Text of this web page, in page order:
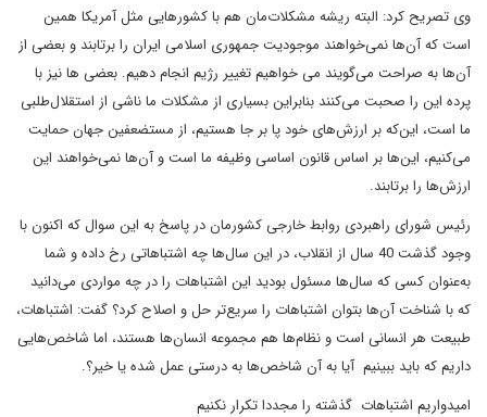
وی تصریح کرد:‌ البته ریشه مشکلات‌مان هم با کشورهایی مثل آمریکا همین
است که آن‌ها نمی‌خواهند موجودیت جمهوری اسلامی ایران را برتابند و بعضی از
آن‌ها به صراحت می‌گویند می خواهیم تغییر رژیم انجام دهیم. بعضی ها نیز با
پرده این را صحبت می‌کنند بنابراین بسیاری از مشکلات ما ناشی از استقلال‌طلبی
ما است، این‌که بر ارزش‌های خود پا بر جا هستیم، از مستضعفین جهان حمایت
می‌کنیم، این‌ها بر اساس قانون اساسی وظیفه ما است و آن‌ها نمی‌خواهند این
ارزش‌ها را برتابند.
رئیس شورای راهبردی روابط خارجی کشورمان در پاسخ به این سوال که اکنون با
وجود گذشت 40 سال از انقلاب، در این سال‌ها چه اشتباهاتی رخ داده و شما
به‌عنوان کسی که سال‌ها مسئول بودید این اشتباهات را در چه مواردی می‌دانید
که با شناخت‌ آن‌ها بتوان اشتباهات را سریع‌تر حل و اصلاح کرد؟ گفت: اشتباهات،
طبیعت هر انسانی است و نظام‌ها هم مجموعه انسان‌ها هستند، اما شاخص‌هایی
داریم که باید ببینیم آیا به آن شاخص‌ها به درستی عمل شده یا خیر؟.
امیدواریم اشتباهات گذشته را مجددا تکرار نکنیم